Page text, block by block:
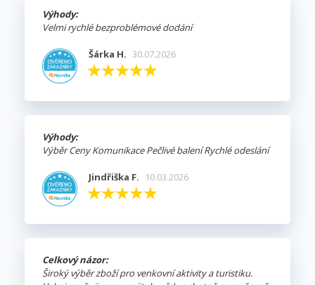
Výhody:
Velmi rychlé bezproblémové dodání
Šárka H. 30.07.2026
Výhody:
Výběr Ceny Komunikace Pečlivé balení Rychlé odeslání
Jindřiška F. 10.03.2026
Celkový názor:
Široký výběr zboží pro venkovní aktivity a turistiku.